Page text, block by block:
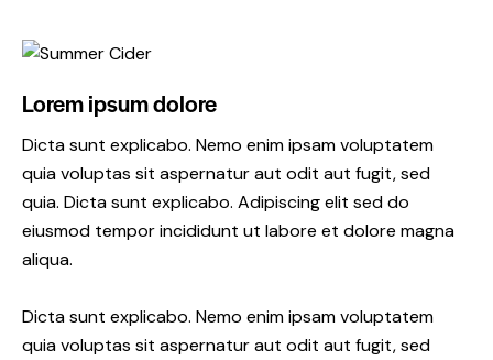
Lorem ipsum dolore
Dicta sunt explicabo. Nemo enim ipsam voluptatem
quia voluptas sit aspernatur aut odit aut fugit, sed
quia. Dicta sunt explicabo. Adipiscing elit sed do
eiusmod tempor incididunt ut labore et dolore magna
aliqua.
Dicta sunt explicabo. Nemo enim ipsam voluptatem
quia voluptas sit aspernatur aut odit aut fugit, sed